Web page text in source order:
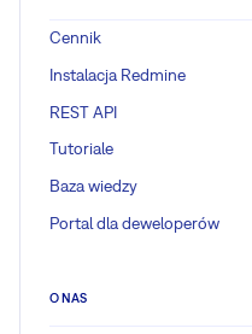
Cennik
Instalacja Redmine
REST API
Tutoriale
Baza wiedzy
Portal dla deweloperów
O NAS